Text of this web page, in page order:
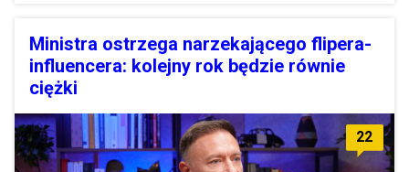
Ministra ostrzega narzekającego flipera-
influencera: kolejny rok będzie równie
ciężki
22